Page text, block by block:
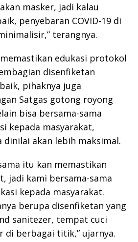
masker, jadi kalau
penyebaran COVID-19 di
terangnya.
edukasi protokol
disenfiketan
pihaknya juga
Satgas gotong royong
bisa bersama-sama
kepada masyarakat,
dinilai akan lebih maksimal.
itu kan memastikan
jadi kami bersama-sama
kepada masyarakat.
berupa disenfiketan yang
sanitezer, tempat cuci
di berbagai titik,” ujarnya.